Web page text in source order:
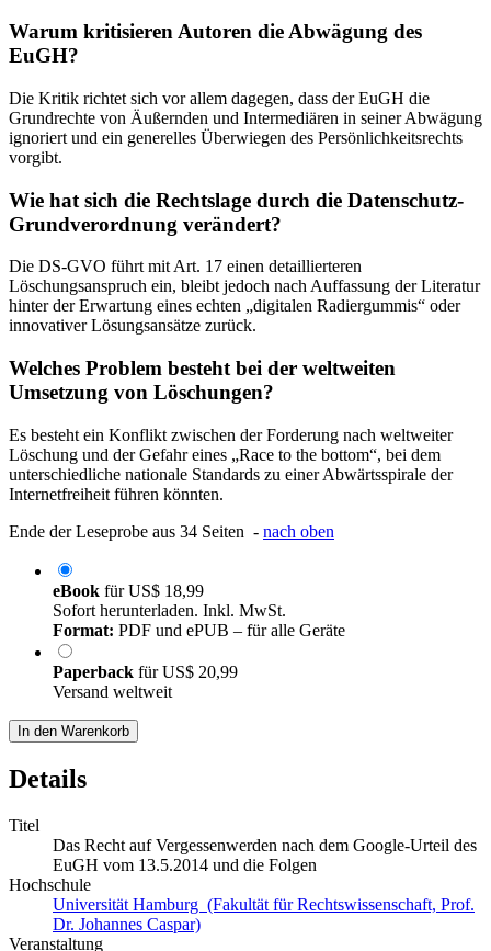
Warum kritisieren Autoren die Abwägung des
EuGH?
Die Kritik richtet sich vor allem dagegen, dass der EuGH die
Grundrechte von Äußernden und Intermediären in seiner Abwägung
ignoriert und ein generelles Überwiegen des Persönlichkeitsrechts
vorgibt.
Wie hat sich die Rechtslage durch die Datenschutz-
Grundverordnung verändert?
Die DS-GVO führt mit Art. 17 einen detaillierteren
Löschungsanspruch ein, bleibt jedoch nach Auffassung der Literatur
hinter der Erwartung eines echten „digitalen Radiergummis“ oder
innovativer Lösungsansätze zurück.
Welches Problem besteht bei der weltweiten
Umsetzung von Löschungen?
Es besteht ein Konflikt zwischen der Forderung nach weltweiter
Löschung und der Gefahr eines „Race to the bottom“, bei dem
unterschiedliche nationale Standards zu einer Abwärtsspirale der
Internetfreiheit führen könnten.
Ende der Leseprobe aus 34 Seiten - nach oben
eBook fürUS$ 18,99
Sofort herunterladen. Inkl. MwSt.
Format: PDF und ePUB – für alle Geräte
Paperback fürUS$ 20,99
Versand weltweit
In den Warenkorb
Details
Titel
Das Recht auf Vergessenwerden nach dem Google-Urteil des
EuGH vom 13.5.2014 und die Folgen
Hochschule
Universität Hamburg (Fakultät für Rechtswissenschaft, Prof.
Dr. Johannes Caspar)
Veranstaltung